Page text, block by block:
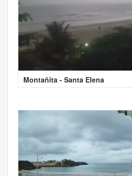
Montañita - Santa Elena